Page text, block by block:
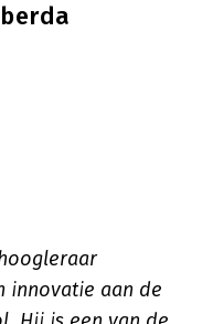
innovatie aan de